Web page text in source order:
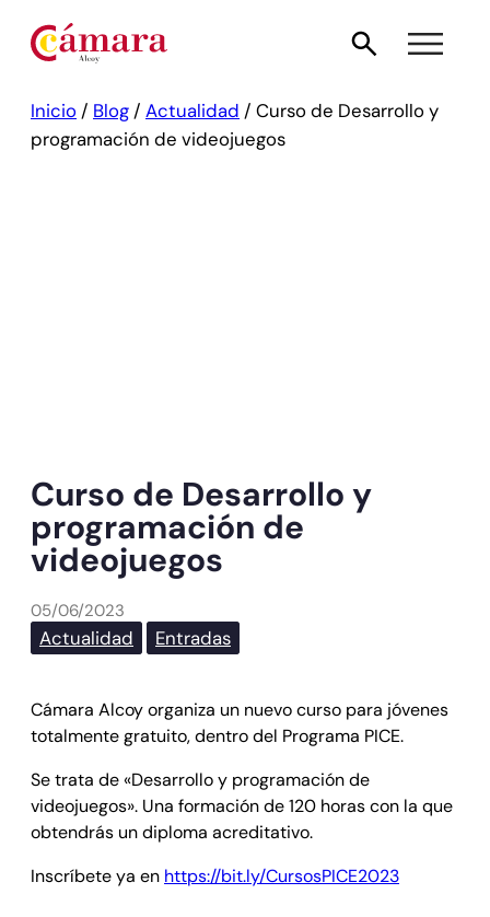
Inicio / Blog / Actualidad / Curso de Desarrollo y
programación de videojuegos
Curso de Desarrollo y
programación de
videojuegos
05/06/2023
Actualidad Entradas
Cámara Alcoy organiza un nuevo curso para jóvenes
totalmente gratuito, dentro del Programa PICE.
Se trata de «Desarrollo y programación de
videojuegos». Una formación de 120 horas con la que
obtendrás un diploma acreditativo.
Inscríbete ya en https://bit.ly/CursosPICE2023